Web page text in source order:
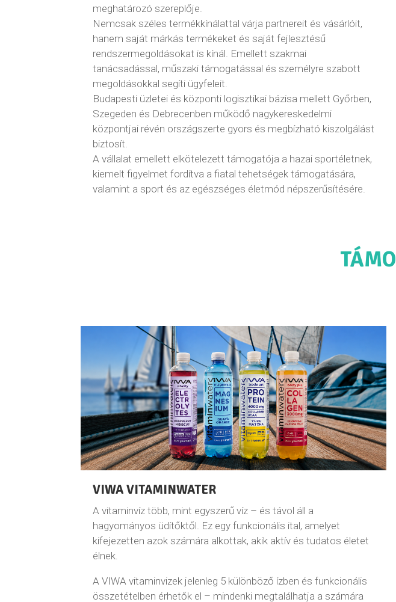
meghatározó szereplője.
Nemcsak széles termékkínálattal várja partnereit és vásárlóit,
hanem saját márkás termékeket és saját fejlesztésű
rendszermegoldásokat is kínál. Emellett szakmai
tanácsadással, műszaki támogatással és személyre szabott
megoldásokkal segíti ügyfeleit.
Budapesti üzletei és központi logisztikai bázisa mellett Győrben,
Szegeden és Debrecenben működő nagykereskedelmi
központjai révén országszerte gyors és megbízható kiszolgálást
biztosít.
A vállalat emellett elkötelezett támogatója a hazai sportéletnek,
kiemelt figyelmet fordítva a fiatal tehetségek támogatására,
valamint a sport és az egészséges életmód népszerűsítésére.
VIWA VITAMINWATER
A vitaminvíz több, mint egyszerű víz – és távol áll a
hagyományos üdítőktől. Ez egy funkcionális ital, amelyet
kifejezetten azok számára alkottak, akik aktív és tudatos életet
élnek.
A VIWA vitaminvizek jelenleg 5 különböző ízben és funkcionális
összetételben érhetők el – mindenki megtalálhatja a számára